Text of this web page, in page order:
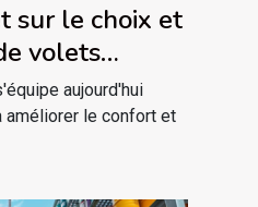
sur le choix et
volets
aujourd'hui
améliorer le confort et